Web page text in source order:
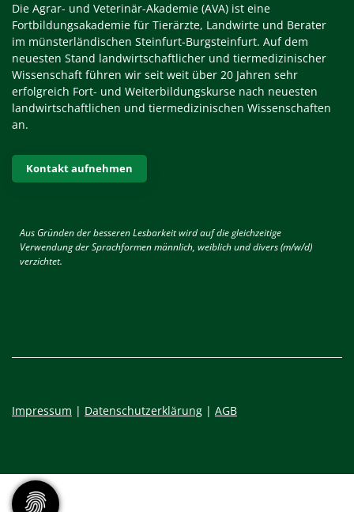
Die Agrar- und Veterinär-Akademie (AVA) ist eine
Fortbildungsakademie für Tierärzte, Landwirte und Berater
im münsterländischen Steinfurt-Burgsteinfurt. Auf dem
neuesten Stand landwirtschaftlicher und tiermedizinischer
Wissenschaft führen wir seit weit über 20 Jahren sehr
erfolgreich Fort- und Weiterbildungskurse nach neuesten
landwirtschaftlichen und tiermedizinischen Wissenschaften
an.
Kontakt aufnehmen
Aus Gründen der besseren Lesbarkeit wird auf die gleichzeitige
Verwendung der Sprachformen männlich, weiblich und divers (m/w/d)
verzichtet.
Impressum | Datenschutzerklärung | AGB